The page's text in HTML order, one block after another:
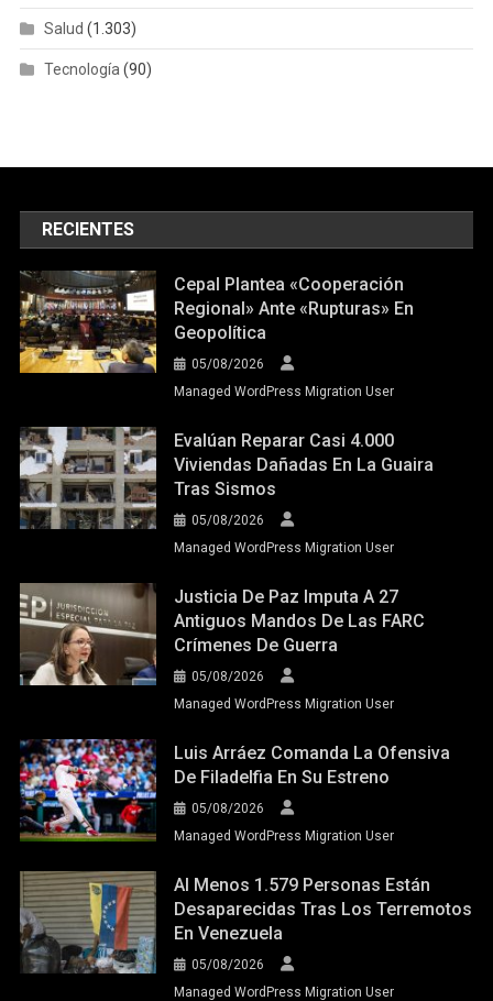
Salud (1.303)
Tecnología (90)
RECIENTES
Cepal Plantea «cooperación
Regional» Ante «rupturas» En
Geopolítica
05/08/2026
Managed WordPress Migration User
Evalúan Reparar Casi 4.000
Viviendas Dañadas En La Guaira
Tras Sismos
05/08/2026
Managed WordPress Migration User
Justicia De Paz Imputa A 27
Antiguos Mandos De Las FARC
Crímenes De Guerra
05/08/2026
Managed WordPress Migration User
Luis Arráez Comanda La Ofensiva
De Filadelfia En Su Estreno
05/08/2026
Managed WordPress Migration User
Al Menos 1.579 Personas Están
Desaparecidas Tras Los Terremotos
En Venezuela
05/08/2026
Managed WordPress Migration User